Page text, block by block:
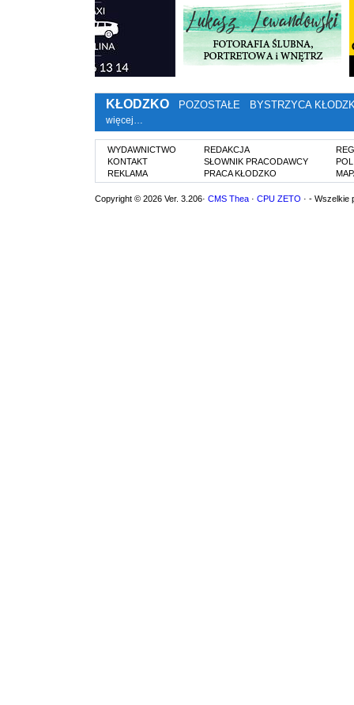
KŁODZKO POZOSTAŁE BYSTRZYCA
więcej…
WYDAWNICTWO
KONTAKT
REKLAMA
REDAKCJA
SŁOWNIK PRACODAWCY
PRACA KŁODZKO
Copyright © 2026 Ver. 3.206· CMS Thea · CPU ZETO · - Wszelkie